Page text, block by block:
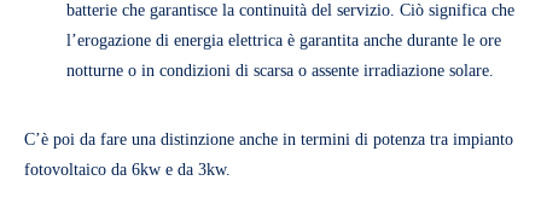
batterie che garantisce la continuità del servizio. Ciò significa che
l’erogazione di energia elettrica è garantita anche durante le ore
notturne o in condizioni di scarsa o assente irradiazione solare.
C’è poi da fare una distinzione anche in termini di potenza tra impianto
fotovoltaico da 6kw e da 3kw.